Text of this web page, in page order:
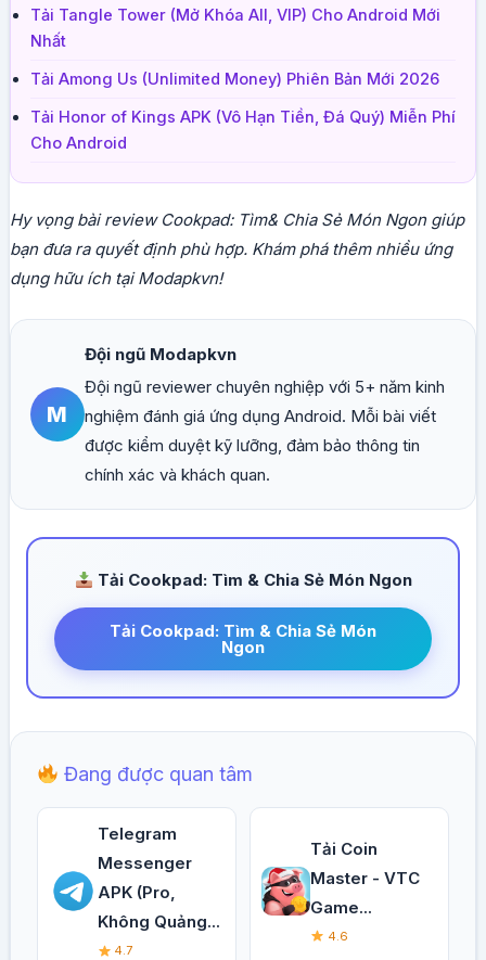
Tải Tangle Tower (Mở Khóa All, VIP) Cho Android Mới
Nhất
Tải Among Us (Unlimited Money) Phiên Bản Mới 2026
Tải Honor of Kings APK (Vô Hạn Tiền, Đá Quý) Miễn Phí
Cho Android
Hy vọng bài review Cookpad: Tìm& Chia Sẻ Món Ngon giúp
bạn đưa ra quyết định phù hợp. Khám phá thêm nhiều ứng
dụng hữu ích tại Modapkvn!
M
Đội ngũ Modapkvn
Đội ngũ reviewer chuyên nghiệp với 5+ năm kinh
nghiệm đánh giá ứng dụng Android. Mỗi bài viết
được kiểm duyệt kỹ lưỡng, đảm bảo thông tin
chính xác và khách quan.
Tải Cookpad: Tìm & Chia Sẻ Món Ngon
Tải Cookpad: Tìm & Chia Sẻ Món
Ngon
Đang được quan tâm
Telegram
Messenger
APK (Pro,
Không Quảng...
4.7
Tải Coin
Master - VTC
Game...
4.6